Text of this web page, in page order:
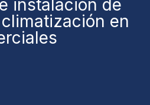
instalación de
en